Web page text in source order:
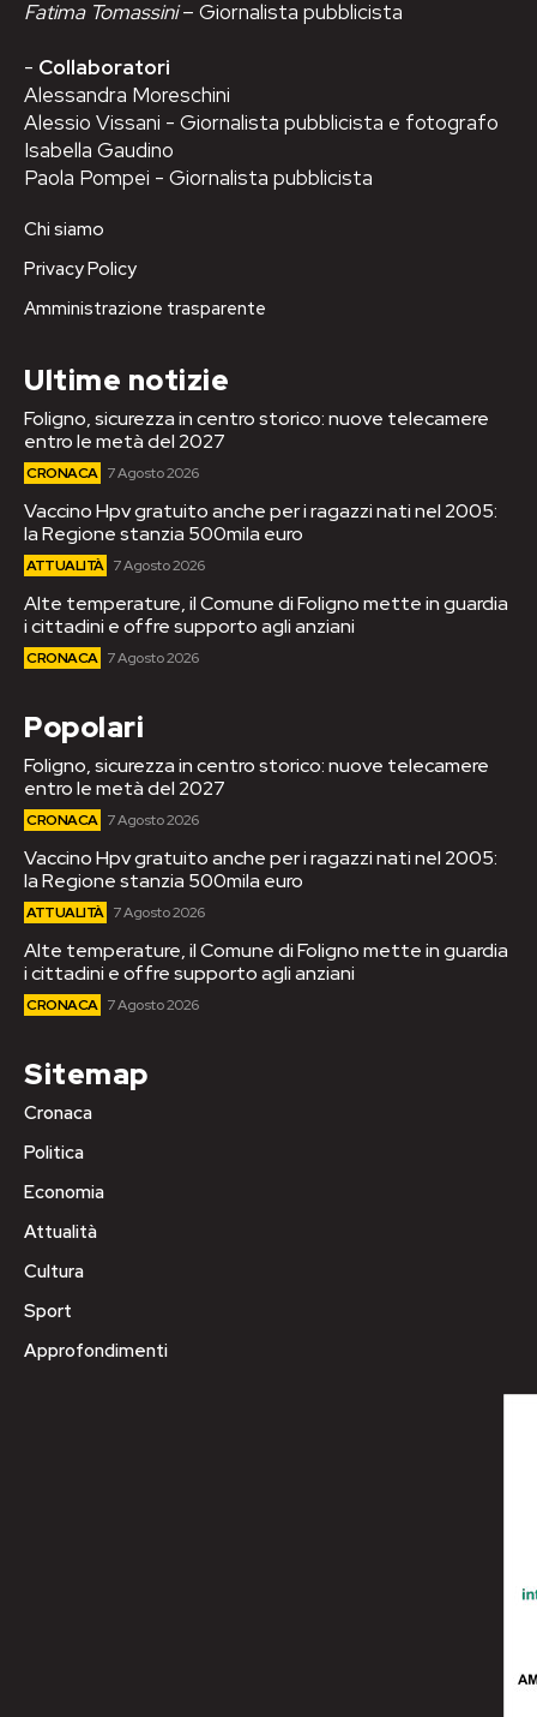
Fatima Tomassini– Giornalista pubblicista
- Collaboratori
Alessandra Moreschini
Alessio Vissani - Giornalista pubblicista e fotografo
Isabella Gaudino
Paola Pompei - Giornalista pubblicista
Chi siamo
Privacy Policy
Amministrazione trasparente
Ultime notizie
Foligno, sicurezza in centro storico: nuove telecamere
entro le metà del 2027
CRONACA 7 Agosto 2026
Vaccino Hpv gratuito anche per i ragazzi nati nel 2005:
la Regione stanzia 500mila euro
ATTUALITÀ 7 Agosto 2026
Alte temperature, il Comune di Foligno mette in guardia
i cittadini e offre supporto agli anziani
CRONACA 7 Agosto 2026
Popolari
Foligno, sicurezza in centro storico: nuove telecamere
entro le metà del 2027
CRONACA 7 Agosto 2026
Vaccino Hpv gratuito anche per i ragazzi nati nel 2005:
la Regione stanzia 500mila euro
ATTUALITÀ 7 Agosto 2026
Alte temperature, il Comune di Foligno mette in guardia
i cittadini e offre supporto agli anziani
CRONACA 7 Agosto 2026
Sitemap
Cronaca
Politica
Economia
Attualità
Cultura
Sport
Approfondimenti